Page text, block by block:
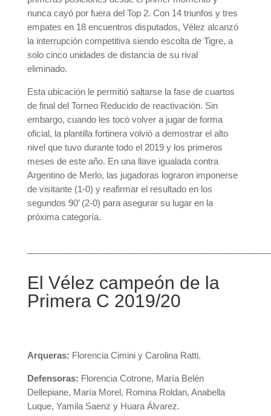
nunca cayó por fuera del Top 2. Con 14 triunfos y tres
empates en 18 encuentros disputados, Vélez alcanzó
la interrupción competitiva siendo escolta de Tigre, a
solo cinco unidades de distancia de su rival
eliminado.
Esta ubicación le permitió saltarse la fase de cuartos
de final del Torneo Reducido de reactivación. Sin
embargo, cuando les tocó volver a jugar de forma
oficial, la plantilla fortinera volvió a demostrar el alto
nivel que tuvo durante todo el 2019 y los primeros
meses de este año. En una llave igualada contra
Argentino de Merlo, las jugadoras lograron imponerse
de visitante (1-0) y reafirmar el resultado en los
segundos 90’ (2-0) para asegurar su lugar en la
próxima categoría.
El Vélez campeón de la
Primera C 2019/20
Arqueras: Florencia Cimini y Carolina Ratti.
Defensoras: Florencia Cotrone, María Belén
Dellepiane, María Morel, Romina Roldan, Anabella
Luque, Yamila Saenz y Huara Álvarez.